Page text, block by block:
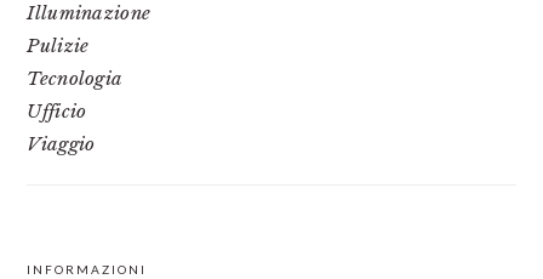
Illuminazione
Pulizie
Tecnologia
Ufficio
Viaggio
INFORMAZIONI